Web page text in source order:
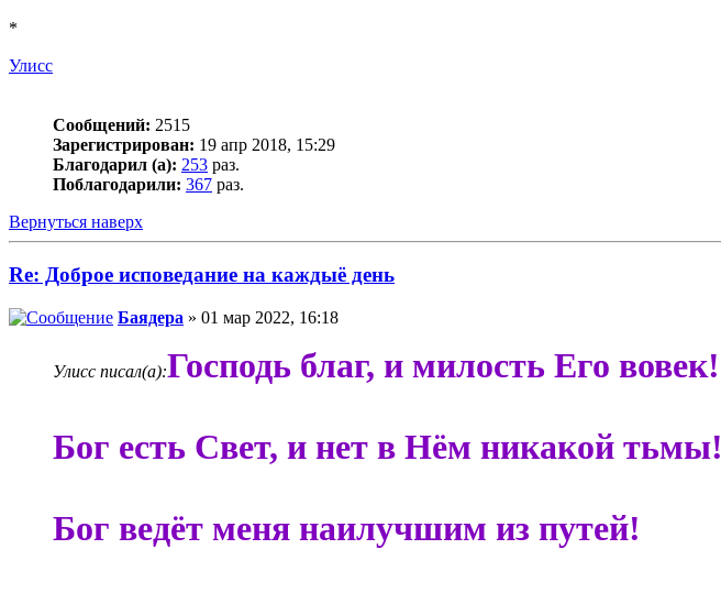
*
Улисс
Сообщений: 2515
Зарегистрирован: 19 апр 2018, 15:29
Благодарил (а): 253 раз.
Поблагодарили: 367 раз.
Вернуться наверх
Re: Доброе исповедание на каждыё день
Баядера » 01 мар 2022, 16:18
Улисс писал(а):Господь благ, и милость Его вовек!
Бог есть Свет, и нет в Нём никакой тьмы!
Бог ведёт меня наилучшим из путей!